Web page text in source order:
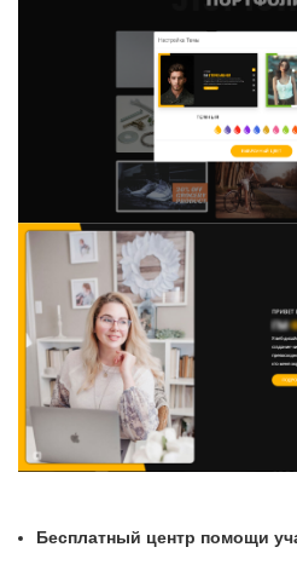
Бесплатный центр помощи